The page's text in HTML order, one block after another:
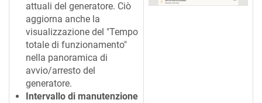
attuali del generatore. Ciò
aggiorna anche la
visualizzazione del "Tempo
totale di funzionamento"
nella panoramica di
avvio/arresto del
generatore.
Intervallo di manutenzione